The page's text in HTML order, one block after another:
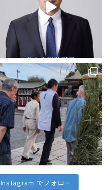
Instagram でフォロー